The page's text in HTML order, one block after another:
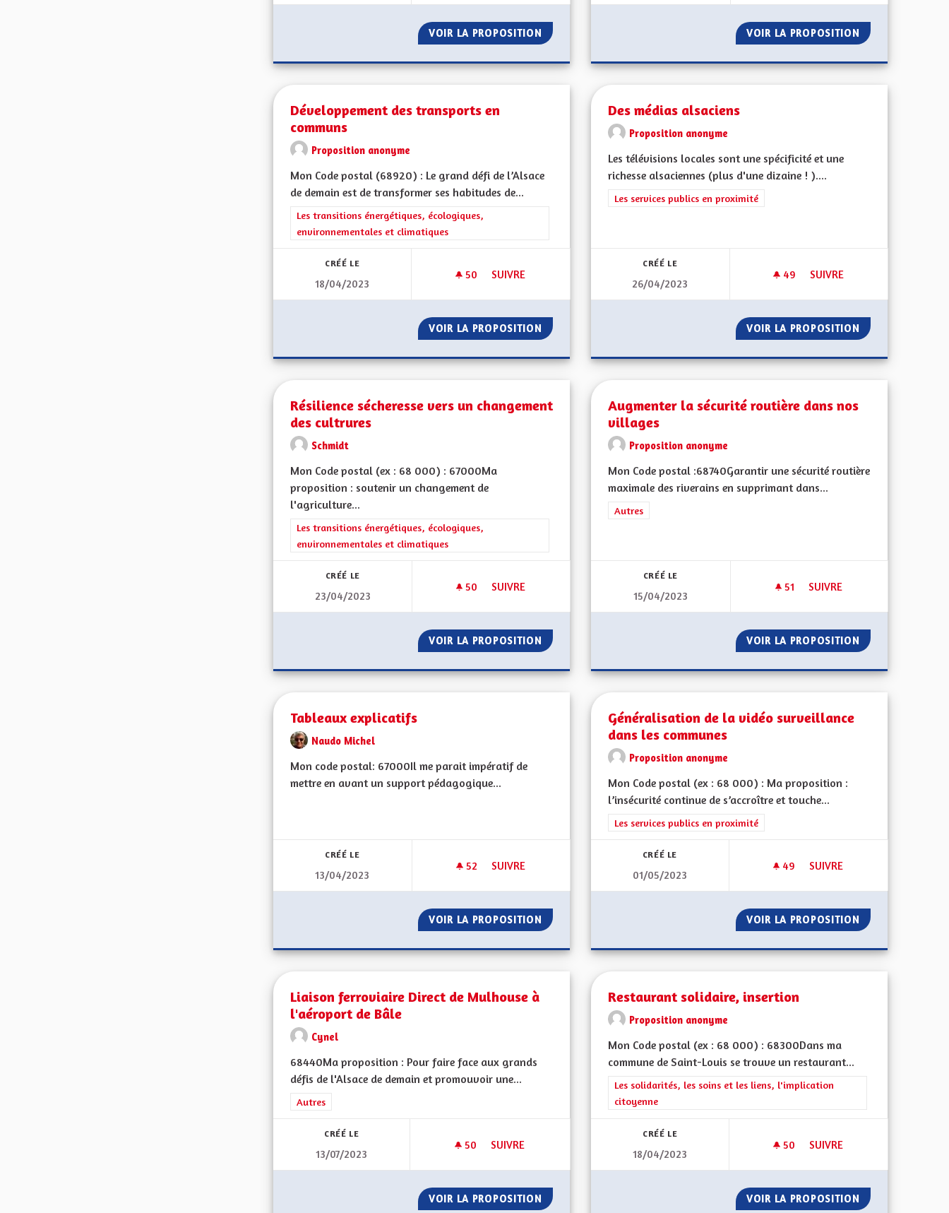
VOIR LA PROPOSITION CRÉER UN RÉGIME DE RETRAITE LOCAL ALSACIEN (2/2)
VOIR LA PROPOSITION TRANSPORT ET
Développement des transports en
communs
Proposition anonyme
Mon Code postal (68920) : Le grand défi de l’Alsace
de demain est de transformer ses habitudes de...
Filtrer les résultats de la catégorie : Les transitions énergétiques, écologiques, environnementales et climatiques
Les transitions énergétiques, écologiques,
environnementales et climatiques
CRÉÉ LE
18/04/2023
50 50 ABONNÉS
SUIVRE
DÉVELOPPEMENT DES TRANSPORTS EN COMMUNS
VOIR LA PROPOSITION DÉVELOPPEMENT DES TRANSPORTS EN COMMUNS
Des médias alsaciens
Proposition anonyme
Les télévisions locales sont une spécificité et une
richesse alsaciennes (plus d'une dizaine ! )....
Filtrer les résultats de la catégorie : Les services publics en proximité
Les services publics en proximité
CRÉÉ LE
26/04/2023
49 49 ABONNÉS
SUIVRE
VOIR LA PROPOSITION DES MÉDIAS
Résilience sécheresse vers un changement
des cultrures
Schmidt
Mon Code postal (ex : 68 000) : 67000Ma
proposition : soutenir un changement de
l'agriculture...
Filtrer les résultats de la catégorie : Les transitions énergétiques, écologiques, environnementales et climatiques
Les transitions énergétiques, écologiques,
environnementales et climatiques
CRÉÉ LE
23/04/2023
50 50 ABONNÉS
SUIVRE
RÉSILIENCE SÉCHERESSE VERS UN CHANGEMENT DES CULTRURES
VOIR LA PROPOSITION RÉSILIENCE SÉCHERESSE VERS UN CHANGEMENT DES CULTRURES
Augmenter la sécurité routière dans nos
villages
Proposition anonyme
Mon Code postal :68740Garantir une sécurité routière
maximale des riverains en supprimant dans...
Filtrer les résultats de la catégorie : Autres
Autres
CRÉÉ LE
15/04/2023
51 51 ABONNÉS
SUIVRE
VOIR LA PROPOSITION AUGMENTER LA
Tableaux explicatifs
Naudo Michel
Mon code postal: 67000 Il me parait impératif de
mettre en avant un support pédagogique...
CRÉÉ LE
13/04/2023
52 52 ABONNÉS
SUIVRE
VOIR LA PROPOSITION TABLEAUX EXPLICATIFS
Généralisation de la vidéo surveillance
dans les communes
Proposition anonyme
Mon Code postal (ex : 68 000) : Ma proposition :
l’insécurité continue de s’accroître et touche...
Filtrer les résultats de la catégorie : Les services publics en proximité
Les services publics en proximité
CRÉÉ LE
01/05/2023
49 49 ABONNÉS
SUIVRE
VOIR LA PROPOSITION
Liaison ferroviaire Direct de Mulhouse à
l'aéroport de Bâle
Cynel
68440Ma proposition : Pour faire face aux grands
défis de l'Alsace de demain et promouvoir une...
Filtrer les résultats de la catégorie : Autres
Autres
CRÉÉ LE
13/07/2023
50 50 ABONNÉS
SUIVRE
LIAISON FERROVIAIRE DIRECT DE MULHOUSE À L'AÉROPORT DE BÂLE
VOIR LA PROPOSITION LIAISON FERROVIAIRE DIRECT DE MULHOUSE À L'AÉROPORT DE BÂLE
Restaurant solidaire, insertion
Proposition anonyme
Mon Code postal (ex : 68 000) : 68300Dans ma
commune de Saint-Louis se trouve un restaurant...
Filtrer les résultats de la catégorie : Les solidarités, les soins et les liens,
Les solidarités, les soins et les liens, l'implication
citoyenne
CRÉÉ LE
18/04/2023
50 50 ABONNÉS
SUIVRE
VOIR LA PROPOSITION RESTAURANT